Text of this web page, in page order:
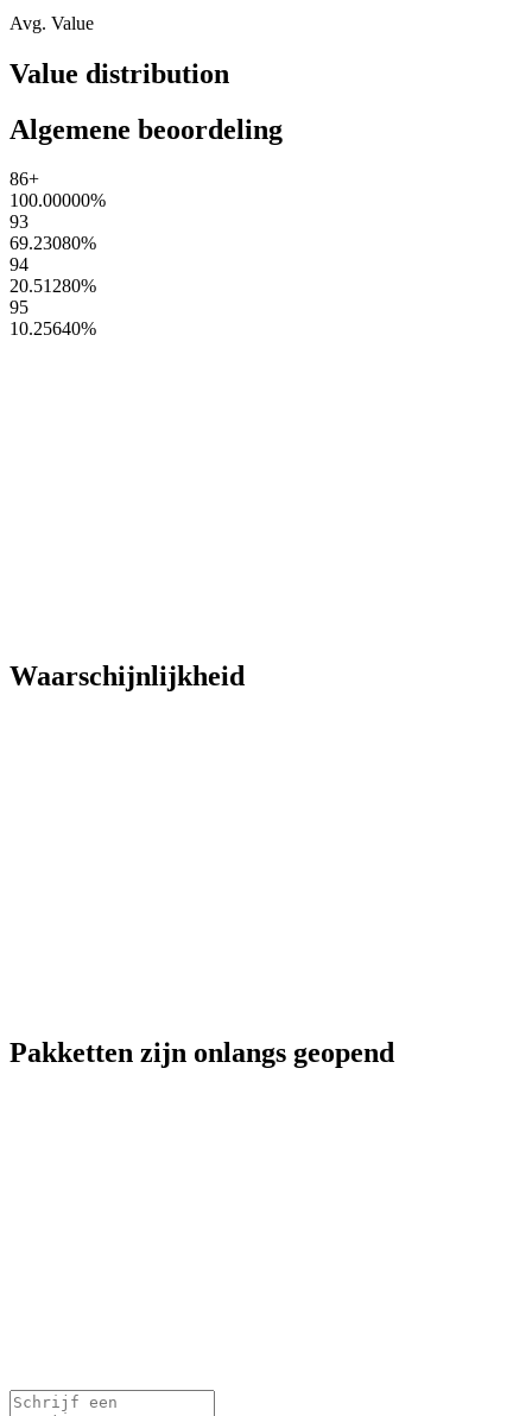
Avg. Value
Value distribution
Algemene beoordeling
86+
100.00000%
93
69.23080%
94
20.51280%
95
10.25640%
Waarschijnlijkheid
Pakketten zijn onlangs geopend